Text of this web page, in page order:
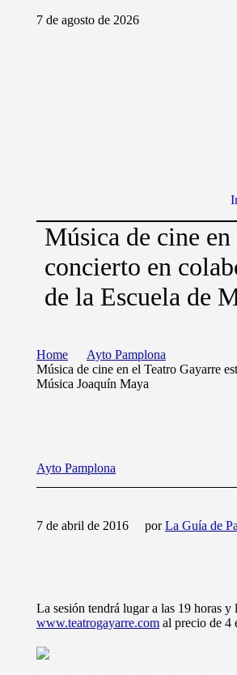
7 de agosto de 2026
Música de cine
concierto en
de la Escuela de
Home
Ayto Pamplona
Música de cine en el Teatro Gayarre
Música Joaquín Maya
Ayto Pamplona
7 de abril de 2016 porLa Guía de
La sesión tendrá lugar a las 19 horas
www.teatrogayarre.com al precio de 4